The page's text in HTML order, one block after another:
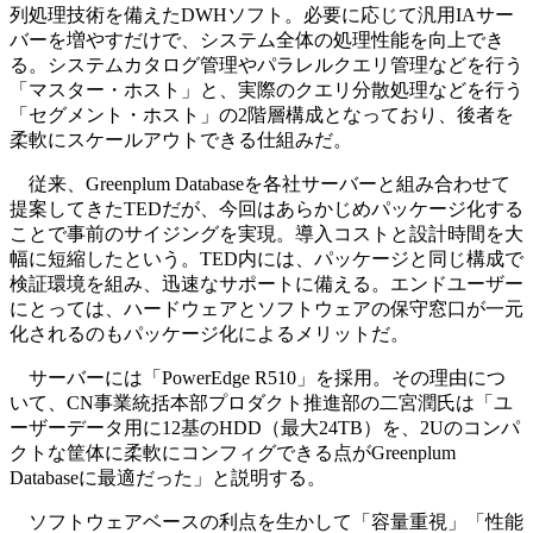
列処理技術を備えたDWHソフト。必要に応じて汎用IAサー
バーを増やすだけで、システム全体の処理性能を向上でき
る。システムカタログ管理やパラレルクエリ管理などを行う
「マスター・ホスト」と、実際のクエリ分散処理などを行う
「セグメント・ホスト」の2階層構成となっており、後者を
柔軟にスケールアウトできる仕組みだ。
従来、Greenplum Databaseを各社サーバーと組み合わせて
提案してきたTEDだが、今回はあらかじめパッケージ化する
ことで事前のサイジングを実現。導入コストと設計時間を大
幅に短縮したという。TED内には、パッケージと同じ構成で
検証環境を組み、迅速なサポートに備える。エンドユーザー
にとっては、ハードウェアとソフトウェアの保守窓口が一元
化されるのもパッケージ化によるメリットだ。
サーバーには「PowerEdge R510」を採用。その理由につ
いて、CN事業統括本部プロダクト推進部の二宮潤氏は「ユ
ーザーデータ用に12基のHDD（最大24TB）を、2Uのコンパ
クトな筐体に柔軟にコンフィグできる点がGreenplum
Databaseに最適だった」と説明する。
ソフトウェアベースの利点を生かして「容量重視」「性能